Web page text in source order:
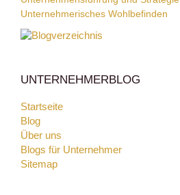
Unternehmerisches Wohlbefinden
UNTERNEHMERBLOG
Startseite
Blog
Über uns
Blogs für Unternehmer
Sitemap